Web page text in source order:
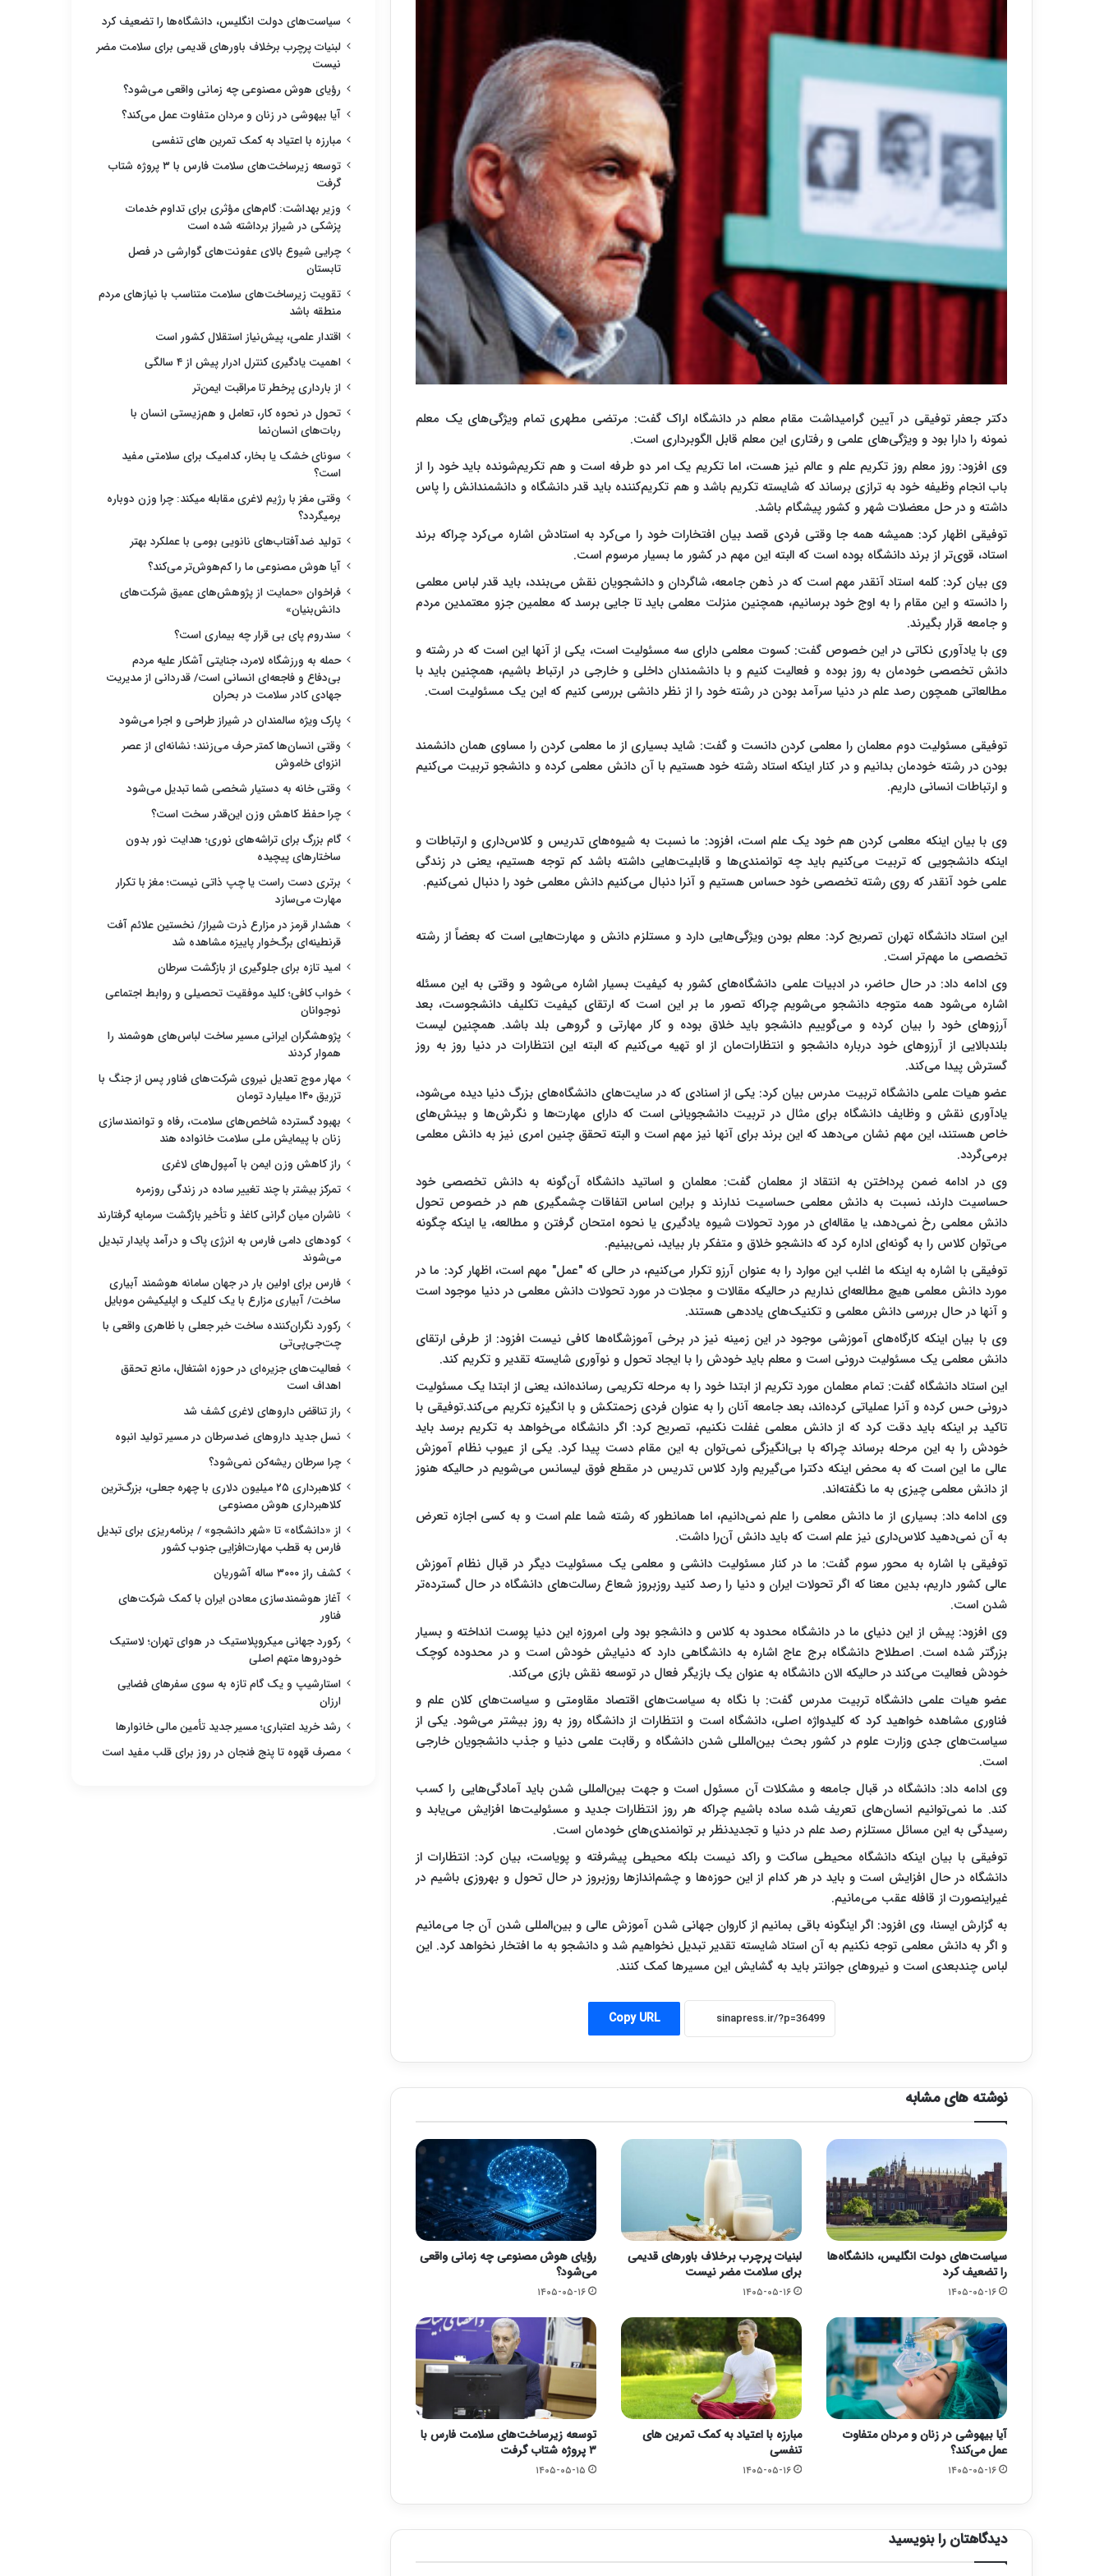
دکتر جعفر توفیقی در آیین گرامیداشت مقام معلم در دانشگاه اراک گفت: مرتضی مطهری تمام ویژگی‌های یک معلم
نمونه را دارا بود و ویژگی‌های علمی و رفتاری این معلم قابل الگوبرداری است.
وی افزود: روز معلم روز تکریم علم و عالم نیز هست، اما تکریم یک امر دو طرفه است و هم تکریم‌شونده باید خود را از
باب انجام وظیفه خود به ترازی برساند که شایسته تکریم باشد و هم تکریم‌کننده باید قدر دانشگاه و دانشمندانش را پاس
داشته و در حل معضلات شهر و کشور پیشگام باشد.
توفیقی اظهار کرد: همیشه همه جا وقتی فردی قصد بیان افتخارات خود را می‌کرد به استادش اشاره می‌کرد چراکه برند
استاد، قوی‌تر از برند دانشگاه بوده است که البته این مهم در کشور ما بسیار مرسوم است.
وی بیان کرد: کلمه استاد آنقدر مهم است که در ذهن جامعه، شاگردان و دانشجویان نقش می‌بندد، باید قدر لباس معلمی
را دانسته و این مقام را به اوج خود برسانیم، همچنین منزلت معلمی باید تا جایی برسد که معلمین جزو معتمدین مردم
و جامعه قرار بگیرند.
وی با یادآوری نکاتی در این خصوص گفت: کسوت معلمی دارای سه مسئولیت است، یکی از آنها این است که در رشته و
دانش تخصصی خودمان به روز بوده و فعالیت کنیم و با دانشمندان داخلی و خارجی در ارتباط باشیم، همچنین باید با
مطالعاتی همچون رصد علم در دنیا سرآمد بودن در رشته خود را از نظر دانشی بررسی کنیم که این یک مسئولیت است.
توفیقی مسئولیت دوم معلمان را معلمی کردن دانست و گفت: شاید بسیاری از ما معلمی کردن را مساوی همان دانشمند
بودن در رشته خودمان بدانیم و در کنار اینکه استاد رشته خود هستیم با آن دانش معلمی کرده و دانشجو تربیت می‌کنیم
و ارتباطات انسانی داریم.
وی با بیان اینکه معلمی کردن هم خود یک علم است، افزود: ما نسبت به شیوه‌های تدریس و کلاس‌داری و ارتباطات و
اینکه دانشجویی که تربیت می‌کنیم باید چه توانمندی‌ها و قابلیت‌هایی داشته باشد کم توجه هستیم، یعنی در زندگی
علمی خود آنقدر که روی رشته تخصصی خود حساس هستیم و آنرا دنبال می‌کنیم دانش معلمی خود را دنبال نمی‌کنیم.
این استاد دانشگاه تهران تصریح کرد: معلم بودن ویژگی‌هایی دارد و مستلزم دانش و مهارت‌هایی است که بعضاً از رشته
تخصصی ما مهم‌تر است.
وی ادامه داد: در حال حاضر، در ادبیات علمی دانشگاه‌های کشور به کیفیت بسیار اشاره می‌شود و وقتی به این مسئله
اشاره می‌شود همه متوجه دانشجو می‌شویم چراکه تصور ما بر این است که ارتقای کیفیت تکلیف دانشجوست، بعد
آرزوهای خود را بیان کرده و می‌گوییم دانشجو باید خلاق بوده و کار مهارتی و گروهی بلد باشد. همچنین لیست
بلندبالایی از آرزوهای خود درباره دانشجو و انتظارات‌مان از او تهیه می‌کنیم که البته این انتظارات در دنیا روز به روز
گسترش پیدا می‌کند.
عضو هیات علمی دانشگاه تربیت مدرس بیان کرد: یکی از اسنادی که در سایت‌های دانشگاه‌های بزرگ دنیا دیده می‌شود،
یادآوری نقش و وظایف دانشگاه برای مثال در تربیت دانشجویانی است که دارای مهارت‌ها و نگرش‌ها و بینش‌های
خاص هستند، این مهم نشان می‌دهد که این برند برای آنها نیز مهم است و البته تحقق چنین امری نیز به دانش معلمی
برمی‌گردد.
وی در ادامه ضمن پرداختن به انتقاد از معلمان گفت: معلمان و اساتید دانشگاه آن‌گونه به دانش تخصصی خود
حساسیت دارند، نسبت به دانش معلمی حساسیت ندارند و براین اساس اتفاقات چشمگیری هم در خصوص تحول
دانش معلمی رخ نمی‌دهد، یا مقاله‌ای در مورد تحولات شیوه یادگیری یا نحوه امتحان گرفتن و مطالعه، یا اینکه چگونه
می‌توان کلاس را به گونه‌ای اداره کرد که دانشجو خلاق و متفکر بار بیاید، نمی‌بینیم.
توفیقی با اشاره به اینکه ما اغلب این موارد را به عنوان آرزو تکرار می‌کنیم، در حالی که "عمل" مهم است، اظهار کرد: ما در
مورد دانش معلمی هیچ مطالعه‌ای نداریم در حالیکه مقالات و مجلات در مورد تحولات دانش معلمی در دنیا موجود است
و آنها در حال بررسی دانش معلمی و تکنیک‌های یاددهی هستند.
وی با بیان اینکه کارگاه‌های آموزشی موجود در این زمینه نیز در برخی آموزشگاه‌ها کافی نیست افزود: از طرفی ارتقای
دانش معلمی یک مسئولیت درونی است و معلم باید خودش را با ایجاد تحول و نوآوری شایسته تقدیر و تکریم کند.
این استاد دانشگاه گفت: تمام معلمان مورد تکریم از ابتدا خود را به مرحله تکریمی رسانده‌اند، یعنی از ابتدا یک مسئولیت
درونی حس کرده‌ و آنرا عملیاتی کرده‌اند، بعد جامعه آنان را به عنوان فردی زحمتکش و با انگیزه تکریم می‌کند.توفیقی با
تاکید بر اینکه باید دقت کرد که از دانش معلمی غفلت نکنیم، تصریح کرد: اگر دانشگاه می‌خواهد به تکریم برسد باید
خودش را به این مرحله برساند چراکه با بی‌انگیزگی نمی‌توان به این مقام دست پیدا کرد. یکی از عیوب نظام آموزش
عالی ما این است که به محض اینکه دکترا می‌گیریم وارد کلاس تدریس در مقطع فوق لیسانس می‌شویم در حالیکه هنوز
از دانش معلمی چیزی به ما نگفته‌اند.
وی ادامه داد: بسیاری از ما دانش معلمی را علم نمی‌دانیم، اما همانطور که رشته شما علم است و به کسی اجازه تعرض
به آن نمی‌دهید کلاس‌داری نیز علم است که باید دانش آن‌را داشت.
توفیقی با اشاره به محور سوم گفت: ما در کنار مسئولیت دانشی و معلمی یک مسئولیت دیگر در قبال نظام آموزش
عالی کشور داریم، بدین معنا که اگر تحولات ایران و دنیا را رصد کنید روزبروز شعاع رسالت‌های دانشگاه در حال گسترده‌تر
شدن است.
وی افزود: پیش از این دنیای ما در دانشگاه محدود به کلاس و دانشجو بود ولی امروزه این دنیا پوست انداخته و بسیار
بزرگتر شده است. اصطلاح دانشگاه برج عاج اشاره به دانشگاهی دارد که دنیایش خودش است و در محدوده کوچک
خودش فعالیت می‌کند در حالیکه الان دانشگاه به عنوان یک بازیگر فعال در توسعه نقش بازی می‌کند.
عضو هیات علمی دانشگاه تربیت مدرس گفت: با نگاه به سیاست‌های اقتصاد مقاومتی و سیاست‌های کلان علم و
فناوری مشاهده خواهید کرد که کلیدواژه اصلی، دانشگاه است و انتظارات از دانشگاه روز به روز بیشتر می‌شود. یکی از
سیاست‌های جدی وزارت علوم در کشور بحث بین‌المللی شدن دانشگاه و رقابت علمی دنیا و جذب دانشجویان خارجی
است.
وی ادامه داد: دانشگاه در قبال جامعه و مشکلات آن مسئول است و جهت بین‌المللی شدن باید آمادگی‌هایی را کسب
کند. ما نمی‌توانیم انسان‌های تعریف شده ساده باشیم چراکه هر روز انتظارات جدید و مسئولیت‌ها افزایش می‌یابد و
رسیدگی به این مسائل مستلزم رصد علم در دنیا و تجدیدنظر بر توانمندی‌های خودمان است.
توفیقی با بیان اینکه دانشگاه محیطی ساکت و راکد نیست بلکه محیطی پیشرفته و پویاست، بیان کرد: انتظارات از
دانشگاه در حال افزایش است و باید در هر کدام از این حوزه‌ها و چشم‌اندازها روزبروز در حال تحول و بهروزی باشیم در
غیراینصورت از قافله عقب می‌مانیم.
به گزارش ایسنا، وی افزود: اگر اینگونه باقی بمانیم از کاروان جهانی شدن آموزش عالی و بین‌المللی شدن آن جا می‌مانیم
و اگر به دانش معلمی توجه نکنیم به آن استاد شایسته تقدیر تبدیل نخواهیم شد و دانشجو به ما افتخار نخواهد کرد. این
لباس چندبعدی است و نیروهای جوانتر باید به گشایش این مسیرها کمک کنند.
Copy URL
نوشته های مشابه
سیاست‌های دولت انگلیس، دانشگاه‌ها
را تضعیف کرد
۱۴۰۵-۰۵-۱۶
لبنیات پرچرب برخلاف باورهای قدیمی
برای سلامت مضر نیست
۱۴۰۵-۰۵-۱۶
رؤیای هوش مصنوعی چه زمانی واقعی
می‌شود؟
۱۴۰۵-۰۵-۱۶
آیا بیهوشی در زنان و مردان متفاوت
عمل می‌کند؟
۱۴۰۵-۰۵-۱۶
مبارزه با اعتیاد به کمک تمرین های
تنفسی
۱۴۰۵-۰۵-۱۶
توسعه زیرساخت‌های سلامت فارس با
۳ پروژه شتاب گرفت
۱۴۰۵-۰۵-۱۵
دیدگاهتان را بنویسید
سیاست‌های دولت انگلیس، دانشگاه‌ها را تضعیف کرد
لبنیات پرچرب برخلاف باورهای قدیمی برای سلامت مضر
نیست
رؤیای هوش مصنوعی چه زمانی واقعی می‌شود؟
آیا بیهوشی در زنان و مردان متفاوت عمل می‌کند؟
مبارزه با اعتیاد به کمک تمرین های تنفسی
توسعه زیرساخت‌های سلامت فارس با ۳ پروژه شتاب
گرفت
وزیر بهداشت: گام‌های مؤثری برای تداوم خدمات
پزشکی در شیراز برداشته شده است
چرایی شیوع بالای عفونت‌های گوارشی در فصل
تابستان
تقویت زیرساخت‌های سلامت متناسب با نیازهای مردم
منطقه باشد
اقتدار علمی، پیش‌نیاز استقلال کشور است
اهمیت یادگیری کنترل ادرار پیش از ۴ سالگی
از بارداری پرخطر تا مراقبت ایمن‌تر
تحول در نحوه کار، تعامل و هم‌زیستی انسان با
ربات‌های انسان‌نما
سونای خشک یا بخار، کدامیک برای سلامتی مفید
است؟
وقتی مغز با رژیم لاغری مقابله میکند: چرا وزن دوباره
برمیگردد؟
تولید ضدآفتاب‌های نانویی بومی با عملکرد بهتر
آیا هوش مصنوعی ما را کم‌هوش‌تر می‌کند؟
فراخوان «حمایت از پژوهش‌های عمیق شرکت‌های
دانش‌بنیان»
سندروم پای بی قرار چه بیماری است؟
حمله به ورزشگاه لامرد، جنایتی آشکار علیه مردم
بی‌دفاع و فاجعه‌ای انسانی است/ قدردانی از مدیریت
جهادی کادر سلامت در بحران
پارک ویژه سالمندان در شیراز طراحی و اجرا می‌شود
وقتی انسان‌ها کمتر حرف می‌زنند؛ نشانه‌ای از عصر
انزوای خاموش
وقتی خانه به دستیار شخصی شما تبدیل می‌شود
چرا حفظ کاهش وزن این‌قدر سخت است؟
گام بزرگ برای تراشه‌های نوری؛ هدایت نور بدون
ساختارهای پیچیده
برتری دست راست یا چپ ذاتی نیست؛ مغز با تکرار
مهارت می‌سازد
هشدار قرمز در مزارع ذرت شیراز/ نخستین علائم آفت
قرنطینه‌ای برگ‌خوار پاییزه مشاهده شد
امید تازه برای جلوگیری از بازگشت سرطان
خواب کافی؛ کلید موفقیت تحصیلی و روابط اجتماعی
نوجوانان
پژوهشگران ایرانی مسیر ساخت لباس‌های هوشمند را
هموار کردند
مهار موج تعدیل نیروی شرکت‌های فناور پس از جنگ با
تزریق ۱۴۰ میلیارد تومان
بهبود گسترده شاخص‌های سلامت، رفاه و توانمندسازی
زنان با پیمایش ملی سلامت خانواده هند
راز کاهش وزن ایمن با آمپول‌های لاغری
تمرکز بیشتر با چند تغییر ساده در زندگی روزمره
ناشران میان گرانی کاغذ و تأخیر بازگشت سرمایه گرفتارند
کودهای دامی فارس به انرژی پاک و درآمد پایدار تبدیل
می‌شوند
فارس برای اولین بار در جهان سامانه هوشمند آبیاری
ساخت/ آبیاری مزارع با یک کلیک و اپلیکیشن موبایل
رکورد نگران‌کننده ساخت خبر جعلی با ظاهری واقعی با
چت‌جی‌پی‌تی
فعالیت‌های جزیره‌ای در حوزه اشتغال، مانع تحقق
اهداف است
راز تناقض داروهای لاغری کشف شد
نسل جدید داروهای ضدسرطان در مسیر تولید انبوه
چرا سرطان ریشه‌کن نمی‌شود؟
کلاهبرداری ۲۵ میلیون دلاری با چهره جعلی، بزرگ‌ترین
کلاهبرداری هوش مصنوعی
از «دانشگاه» تا «شهر دانشجو» / برنامه‌ریزی برای تبدیل
فارس به قطب مهارت‌افزایی جنوب کشور
کشف راز ۳۰۰۰ ساله آشوریان
آغاز هوشمندسازی معادن ایران با کمک شرکت‌های
فناور
رکورد جهانی میکروپلاستیک در هوای تهران؛ لاستیک
خودروها متهم اصلی
استارشیپ و یک گام تازه به سوی سفرهای فضایی
ارزان
رشد خرید اعتباری؛ مسیر جدید تأمین مالی خانوارها
مصرف قهوه تا پنج فنجان در روز برای قلب مفید است